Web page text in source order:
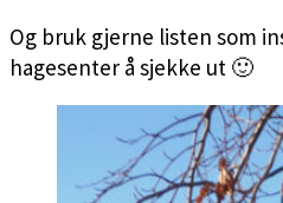
Og bruk gjerne listen som
hagesenter å sjekke ut 🙂